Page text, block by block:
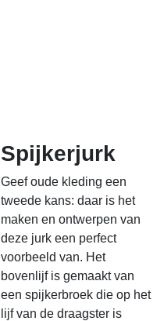
Spijkerjurk
Geef oude kleding een
tweede kans: daar is het
maken en ontwerpen van
deze jurk een perfect
voorbeeld van. Het
bovenlijf is gemaakt van
een spijkerbroek die op het
lijf van de draagster is